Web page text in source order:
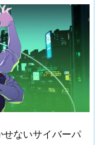
せないサイバーパ